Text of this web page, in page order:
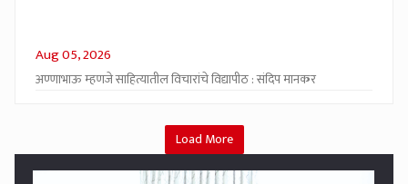
Aug 05, 2026
अण्णाभाऊ म्हणजे साहित्यातील विचारांचे विद्यापीठ : संदिप मानकर
Load More